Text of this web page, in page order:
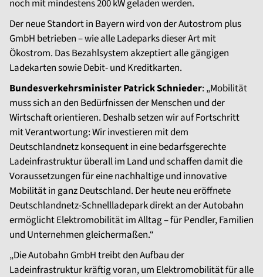
noch mit mindestens 200 kW geladen werden.
Der neue Standort in Bayern wird von der Autostrom plus
GmbH betrieben – wie alle Ladeparks dieser Art mit
Ökostrom. Das Bezahlsystem akzeptiert alle gängigen
Ladekarten sowie Debit- und Kreditkarten.
Bundesverkehrsminister Patrick Schnieder: „Mobilität
muss sich an den Bedürfnissen der Menschen und der
Wirtschaft orientieren. Deshalb setzen wir auf Fortschritt
mit Verantwortung: Wir investieren mit dem
Deutschlandnetz konsequent in eine bedarfsgerechte
Ladeinfrastruktur überall im Land und schaffen damit die
Voraussetzungen für eine nachhaltige und innovative
Mobilität in ganz Deutschland. Der heute neu eröffnete
Deutschlandnetz-Schnellladepark direkt an der Autobahn
ermöglicht Elektromobilität im Alltag – für Pendler, Familien
und Unternehmen gleichermaßen.“
„Die Autobahn GmbH treibt den Aufbau der
Ladeinfrastruktur kräftig voran, um Elektromobilität für alle